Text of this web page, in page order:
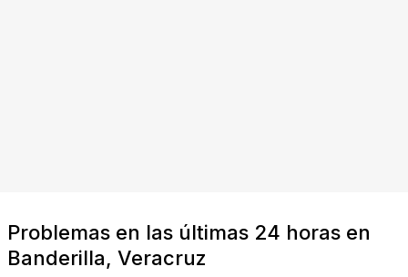
Problemas en las últimas 24 horas en
Banderilla, Veracruz